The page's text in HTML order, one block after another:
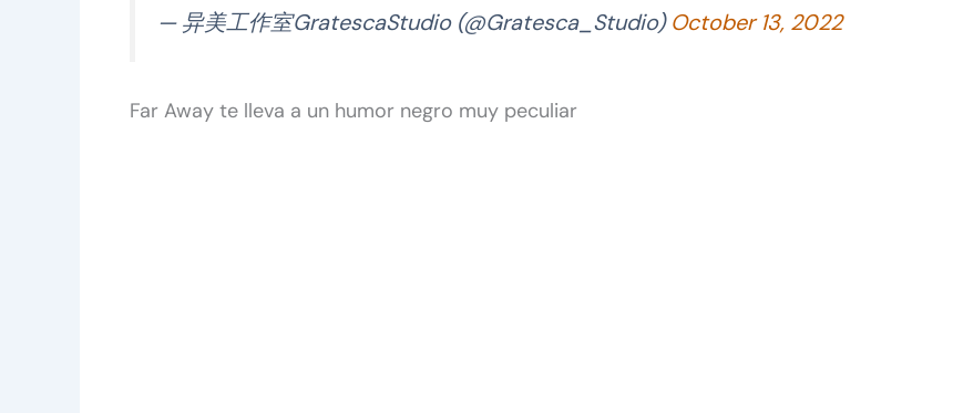
— 异美工作室GratescaStudio (@Gratesca_Studio)October 13, 2022
Far Away te lleva a un humor negro muy peculiar